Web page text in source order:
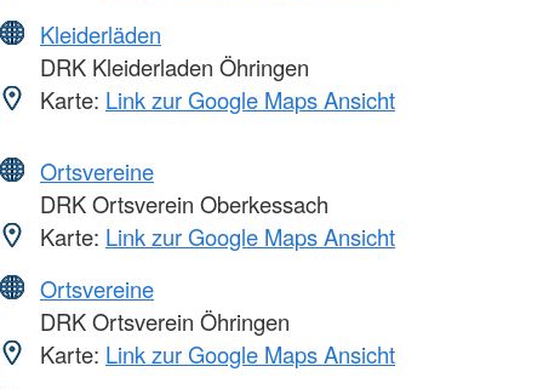
Kleiderläden
DRK Kleiderladen Öhringen
Karte: Link zur Google Maps Ansicht
Ortsvereine
DRK Ortsverein Oberkessach
Karte: Link zur Google Maps Ansicht
Ortsvereine
DRK Ortsverein Öhringen
Karte: Link zur Google Maps Ansicht